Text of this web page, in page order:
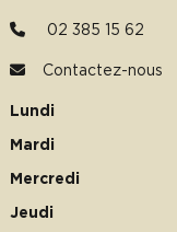
02 385 15 62
Contactez-nous
Lundi
Mardi
Mercredi
Jeudi